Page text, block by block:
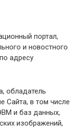
портал,
и новостного
адресу
обладатель
Сайта, в том числе
и баз данных,
изображений,